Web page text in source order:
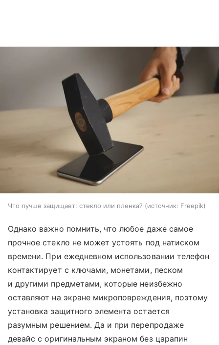
Что лучше защищает: стекло или пленка? источник: Freepik
Однако важно помнить, что любое даже самое
прочное стекло не может устоять под натиском
времени. При ежедневном использовании телефон
контактирует с ключами, монетами, песком
и другими предметами, которые неизбежно
оставляют на экране микроповреждения, поэтому
установка защитного элемента остается
разумным решением. Да и при перепродаже
девайс с оригинальным экраном без царапин